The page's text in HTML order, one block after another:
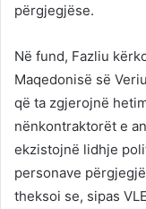
përgjegjëse.
Në fund, Fazliu
Maqedonisë së
që ta zgjerojnë
nënkontraktorët e
ekzistojnë lidhje
personave
theksoi se, sipas